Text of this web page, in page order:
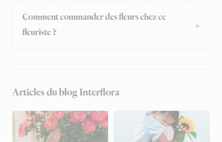
Comment commander des fleurs chez ce
fleuriste ?
Articles du blog Interflora